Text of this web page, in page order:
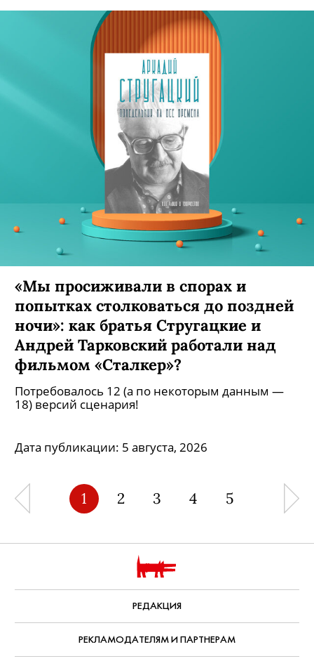
«Мы просиживали в спорах и
попытках столковаться до поздней
ночи»: как братья Стругацкие и
Андрей Тарковский работали над
фильмом «Сталкер»?
Потребовалось 12 (а по некоторым данным —
18) версий сценария!
Дата публикации: 5 августа, 2026
1 2 3 4 5
РЕДАКЦИЯ
РЕКЛАМОДАТЕЛЯМ И ПАРТНЕРАМ